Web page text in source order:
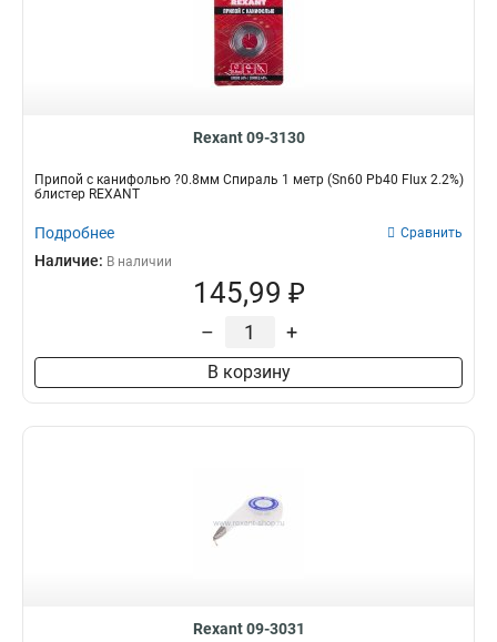
Rexant 09-3130
Припой с канифолью ?0.8мм Спираль 1 метр (Sn60 Pb40 Flux 2.2%)
блистер REXANT
Подробнее Сравнить
Наличие: В наличии
145,99 ₽
– +
В корзину
Rexant 09-3031